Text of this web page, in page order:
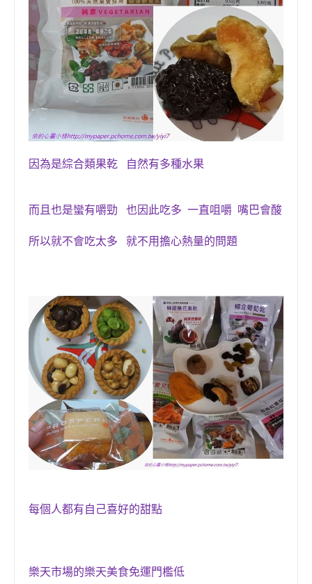
因為是綜合類果乾 自然有多種水果
而且也是蠻有嚼勁 也因此吃多 一直咀嚼 嘴巴會酸
所以就不會吃太多 就不用擔心熱量的問題
每個人都有自己喜好的甜點
樂天市場的樂天美食免運門檻低